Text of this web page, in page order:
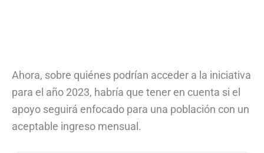
Ahora, sobre quiénes podrían acceder a la iniciativa
para el año 2023, habría que tener en cuenta si el
apoyo seguirá enfocado para una población con un
aceptable ingreso mensual.